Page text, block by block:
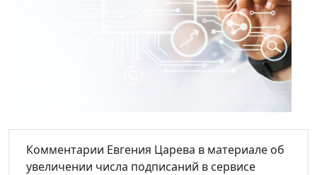
Комментарии Евгения Царева в материале об
увеличении числа подписаний в сервисе